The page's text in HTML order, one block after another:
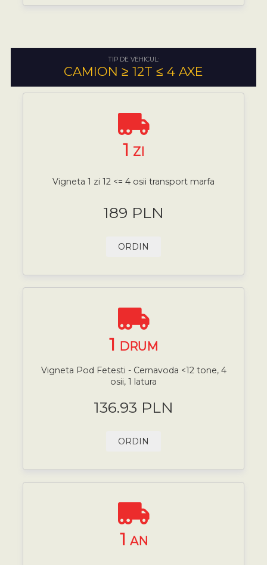
TIP DE VEHICUL:
CAMION ≥ 12T ≤ 4 AXE
1 ZI
Vigneta 1 zi 12 <= 4 osii transport marfa
189 PLN
ORDIN
1 DRUM
Vigneta Pod Fetesti - Cernavoda <12 tone, 4
osii, 1 latura
136.93 PLN
ORDIN
1 AN